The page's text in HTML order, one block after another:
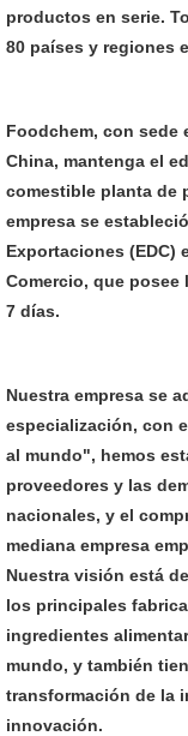
productos en serie.
80 países y regiones
Foodchem, con sede
China, mantenga el
comestible planta de
empresa se
Exportaciones (EDC)
Comercio, que posee
7 días.
Nuestra empresa se
especialización, con
al mundo", hemos
proveedores y las
nacionales, y el
mediana empresa
Nuestra visión está
los principales
ingredientes
mundo, y también
transformación de la
innovación.